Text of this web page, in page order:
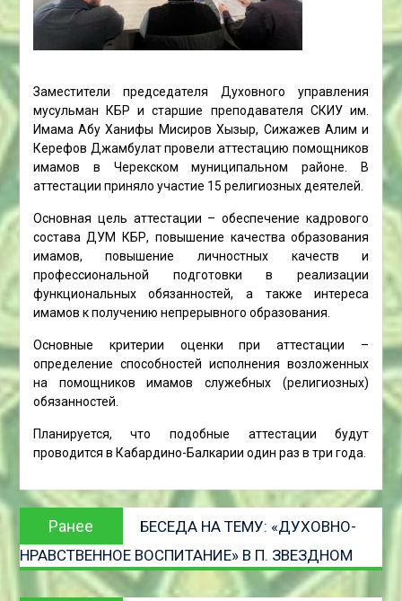
Заместители председателя Духовного управления
мусульман КБР и старшие преподавателя СКИУ им.
Имама Абу Ханифы Мисиров Хызыр, Сижажев Алим и
Керефов Джамбулат провели аттестацию помощников
имамов в Черекском муниципальном районе. В
аттестации приняло участие 15 религиозных деятелей.
Основная цель аттестации – обеспечение кадрового
состава ДУМ КБР, повышение качества образования
имамов, повышение личностных качеств и
профессиональной подготовки в реализации
функциональных обязанностей, а также интереса
имамов к получению непрерывного образования.
Основные критерии оценки при аттестации –
определение способностей исполнения возложенных
на помощников имамов служебных (религиозных)
обязанностей.
Планируется, что подобные аттестации будут
проводится в Кабардино-Балкарии один раз в три года.
Навигация
записям
Ранее
Предыдущая
запись:
БЕСЕДА НА ТЕМУ: «ДУХОВНО-
НРАВСТВЕННОЕ ВОСПИТАНИЕ» В П. ЗВЕЗДНОМ